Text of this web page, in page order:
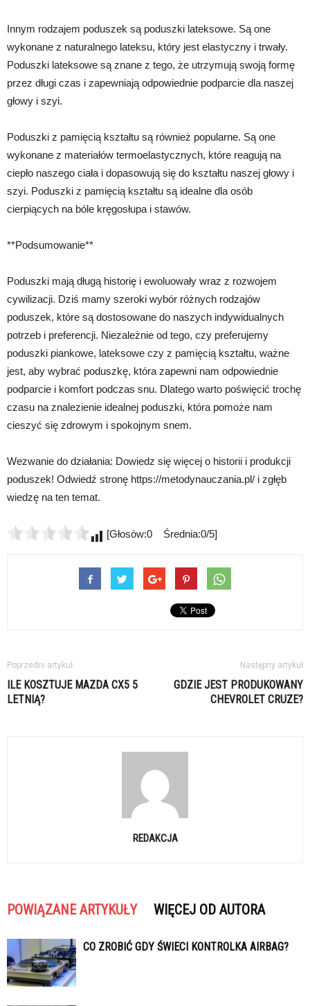
Innym rodzajem poduszek są poduszki lateksowe. Są one
wykonane z naturalnego lateksu, który jest elastyczny i trwały.
Poduszki lateksowe są znane z tego, że utrzymują swoją formę
przez długi czas i zapewniają odpowiednie podparcie dla naszej
głowy i szyi.
Poduszki z pamięcią kształtu są również popularne. Są one
wykonane z materiałów termoelastycznych, które reagują na
ciepło naszego ciała i dopasowują się do kształtu naszej głowy i
szyi. Poduszki z pamięcią kształtu są idealne dla osób
cierpiących na bóle kręgosłupa i stawów.
**Podsumowanie**
Poduszki mają długą historię i ewoluowały wraz z rozwojem
cywilizacji. Dziś mamy szeroki wybór różnych rodzajów
poduszek, które są dostosowane do naszych indywidualnych
potrzeb i preferencji. Niezależnie od tego, czy preferujemy
poduszki piankowe, lateksowe czy z pamięcią kształtu, ważne
jest, aby wybrać poduszkę, która zapewni nam odpowiednie
podparcie i komfort podczas snu. Dlatego warto poświęcić trochę
czasu na znalezienie idealnej poduszki, która pomoże nam
cieszyć się zdrowym i spokojnym snem.
Wezwanie do działania: Dowiedz się więcej o historii i produkcji
poduszek! Odwiedź stronę https://metodynauczania.pl/ i zgłęb
wiedzę na ten temat.
[Głosów:0 Średnia:0/5]
Poprzedni artykuł
ILE KOSZTUJE MAZDA CX5 5
LETNIĄ?
Następny artykuł
GDZIE JEST PRODUKOWANY
CHEVROLET CRUZE?
REDAKCJA
POWIĄZANE ARTYKUŁY WIĘCEJ OD AUTORA
CO ZROBIĆ GDY ŚWIECI KONTROLKA AIRBAG?